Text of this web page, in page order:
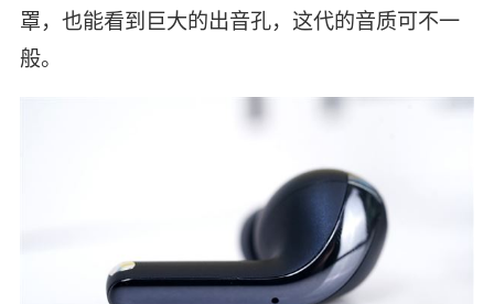
罩，也能看到巨大的出音孔，这代的音质可不一
般。